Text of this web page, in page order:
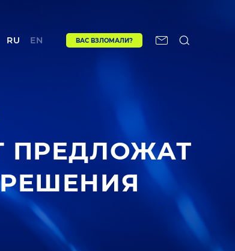
RU EN ВАС ВЗЛОМАЛИ?
ПРЕДЛОЖАТ